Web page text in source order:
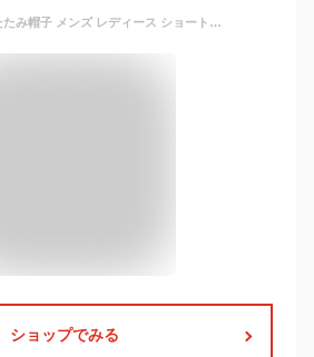
洗える帽子 折りたたみ帽子 メンズ レディース ショートブリム EdgeCity（エッジシティー）UV 帽子 中折れハット ハット
ショップでみる